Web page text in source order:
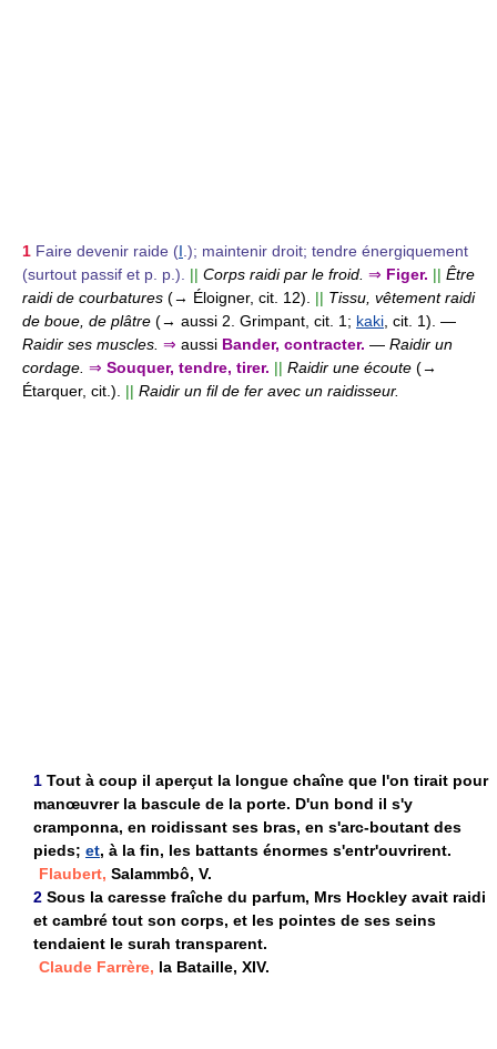
1 Faire devenir raide (I.); maintenir droit; tendre énergiquement
(surtout passif et p. p.). || Corps raidi par le froid. ⇒ Figer. || Être
raidi de courbatures (→ Éloigner, cit. 12). || Tissu, vêtement raidi
de boue, de plâtre (→ aussi 2. Grimpant, cit. 1; kaki, cit. 1). —
Raidir ses muscles. ⇒ aussi Bander, contracter. — Raidir un
cordage. ⇒ Souquer, tendre, tirer. || Raidir une écoute (→
Étarquer, cit.). || Raidir un fil de fer avec un raidisseur.
1 Tout à coup il aperçut la longue chaîne que l'on tirait pour
manœuvrer la bascule de la porte. D'un bond il s'y
cramponna, en roidissant ses bras, en s'arc-boutant des
pieds; et, à la fin, les battants énormes s'entr'ouvrirent.
Flaubert, Salammbô, V.
2 Sous la caresse fraîche du parfum, Mrs Hockley avait raidi
et cambré tout son corps, et les pointes de ses seins
tendaient le surah transparent.
Claude Farrère, la Bataille, XIV.